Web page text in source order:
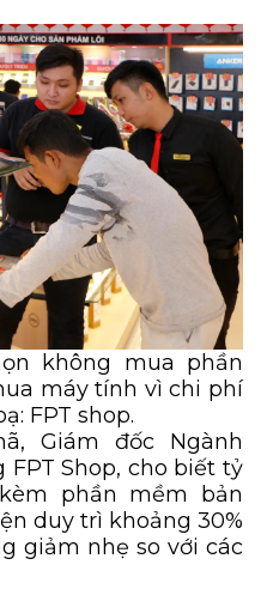
không mua phần
máy tính vì chi phí
FPT shop.
Giám đốc Ngành
Shop, cho biết tỷ
phần mềm bản
duy trì khoảng 30%
giảm nhẹ so với các